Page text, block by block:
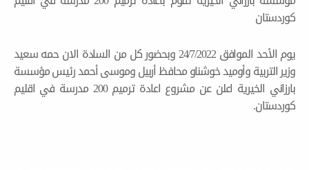
يوم الأحد الموافق 24/7/2022 وبحضور كل من السادة الان حمه سعيد
وأوميد خوشناو محافظ أربيل وموسى أحمد رئيس مؤسسة
بارزاني الخيرية اعلن عن مشروع اعادة ترميم 200 مدرسة في اقليم